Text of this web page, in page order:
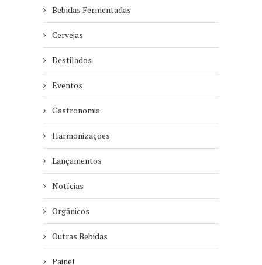
Bebidas Fermentadas
Cervejas
Destilados
Eventos
Gastronomia
Harmonizações
Lançamentos
Notícias
Orgânicos
Outras Bebidas
Painel